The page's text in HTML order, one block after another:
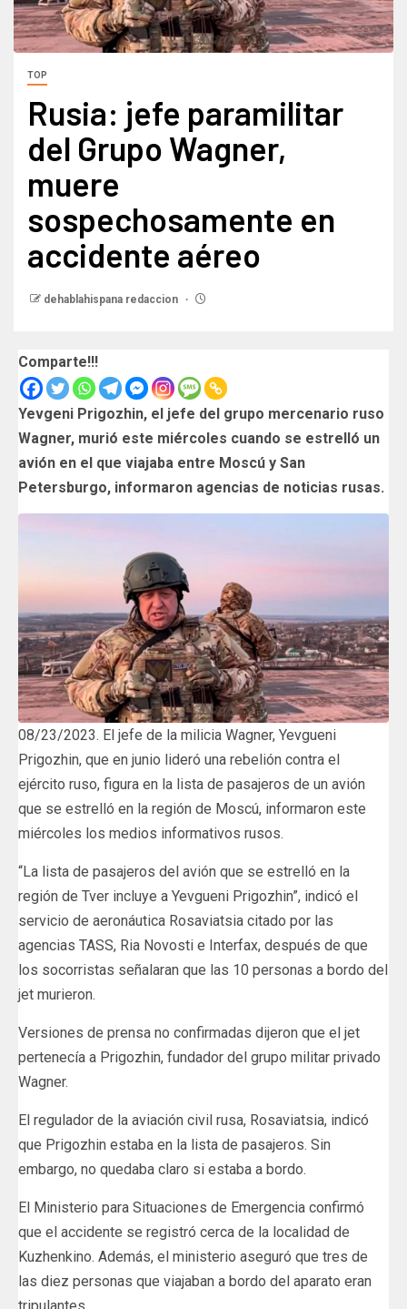
TOP
Rusia: jefe paramilitar
del Grupo Wagner,
muere
sospechosamente en
accidente aéreo
dehablahispana redaccion
Comparte!!!
Yevgeni Prigozhin, el jefe del grupo mercenario ruso
Wagner, murió este miércoles cuando se estrelló un
avión en el que viajaba entre Moscú y San
Petersburgo, informaron agencias de noticias rusas.
08/23/2023. El jefe de la milicia Wagner, Yevgueni
Prigozhin, que en junio lideró una rebelión contra el
ejército ruso, figura en la lista de pasajeros de un avión
que se estrelló en la región de Moscú, informaron este
miércoles los medios informativos rusos.
“La lista de pasajeros del avión que se estrelló en la
región de Tver incluye a Yevgueni Prigozhin”, indicó el
servicio de aeronáutica Rosaviatsia citado por las
agencias TASS, Ria Novosti e Interfax, después de que
los socorristas señalaran que las 10 personas a bordo del
jet murieron.
Versiones de prensa no confirmadas dijeron que el jet
pertenecía a Prigozhin, fundador del grupo militar privado
Wagner.
El regulador de la aviación civil rusa, Rosaviatsia, indicó
que Prigozhin estaba en la lista de pasajeros. Sin
embargo, no quedaba claro si estaba a bordo.
El Ministerio para Situaciones de Emergencia confirmó
que el accidente se registró cerca de la localidad de
Kuzhenkino. Además, el ministerio aseguró que tres de
las diez personas que viajaban a bordo del aparato eran